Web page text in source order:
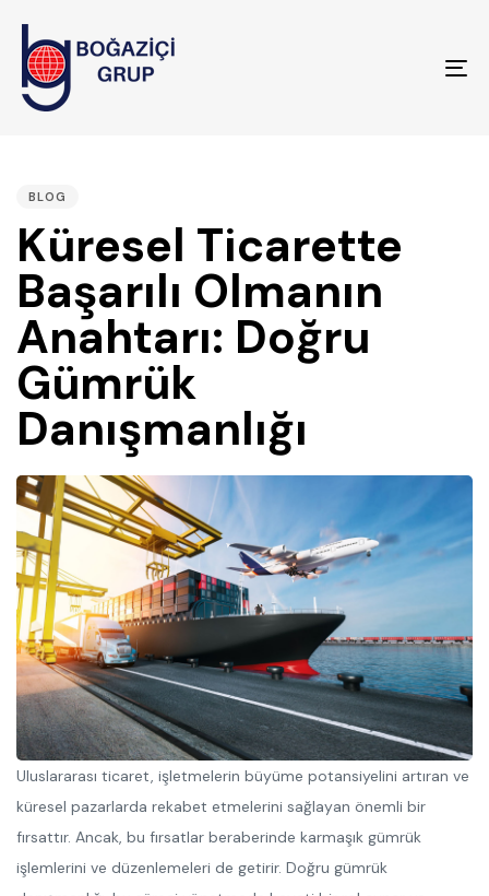
BLOG
Küresel Ticarette
Başarılı Olmanın
Anahtarı: Doğru
Gümrük
Danışmanlığı
Uluslararası ticaret, işletmelerin büyüme potansiyelini artıran ve
küresel pazarlarda rekabet etmelerini sağlayan önemli bir
fırsattır. Ancak, bu fırsatlar beraberinde karmaşık gümrük
işlemlerini ve düzenlemeleri de getirir. Doğru gümrük